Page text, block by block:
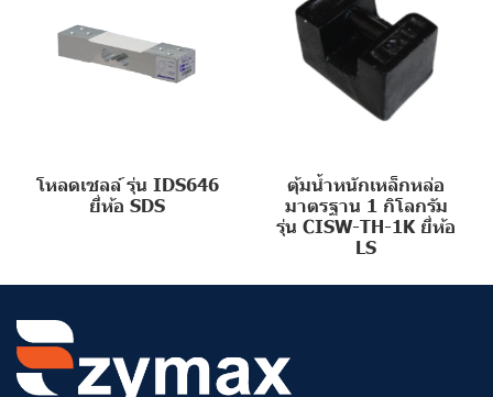
โหลดเซลล์ รุ่น IDS646
ยี่ห้อ SDS
ตุ้มน้ำหนักเหล็กหล่อ
มาตรฐาน 1 กิโลกรัม
รุ่น CISW-TH-1K ยี่ห้อ
LS